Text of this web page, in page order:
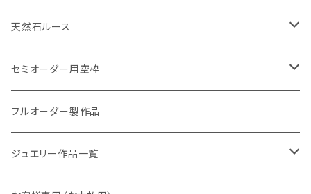
Petit crochet（プチ・クロシェ）
Shirlry（シアリー）
天然石ルース
パライバトルマリン
アレキサンドライト
パパラチアサファイア
セミオーダー用空枠
リング
ラウンド
オーバル
ネックレス・ペンダント
フルオーダー製作品
ジュエリー作品一覧